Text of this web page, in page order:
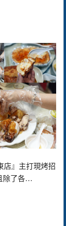
店』主打現烤招
除了各…